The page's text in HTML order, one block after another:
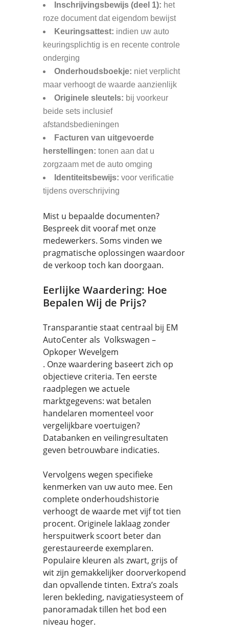
Inschrijvingsbewijs (deel 1): het
roze document dat eigendom bewijst
Keuringsattest: indien uw auto
keuringsplichtig is en recente controle
onderging
Onderhoudsboekje: niet verplicht
maar verhoogt de waarde aanzienlijk
Originele sleutels: bij voorkeur
beide sets inclusief
afstandsbedieningen
Facturen van uitgevoerde
herstellingen: tonen aan dat u
zorgzaam met de auto omging
Identiteitsbewijs: voor verificatie
tijdens overschrijving
Mist u bepaalde documenten?
Bespreek dit vooraf met onze
medewerkers. Soms vinden we
pragmatische oplossingen waardoor
de verkoop toch kan doorgaan.
Eerlijke Waardering: Hoe
Bepalen Wij de Prijs?
Transparantie staat centraal bij EM
AutoCenter als Volkswagen –
Opkoper Wevelgem
. Onze waardering baseert zich op
objectieve criteria. Ten eerste
raadplegen we actuele
marktgegevens: wat betalen
handelaren momenteel voor
vergelijkbare voertuigen?
Databanken en veilingresultaten
geven betrouwbare indicaties.
Vervolgens wegen specifieke
kenmerken van uw auto mee. Een
complete onderhoudshistorie
verhoogt de waarde met vijf tot tien
procent. Originele laklaag zonder
herspuitwerk scoort beter dan
gerestaureerde exemplaren.
Populaire kleuren als zwart, grijs of
wit zijn gemakkelijker doorverkopend
dan opvallende tinten. Extra’s zoals
leren bekleding, navigatiesysteem of
panoramadak tillen het bod een
niveau hoger.